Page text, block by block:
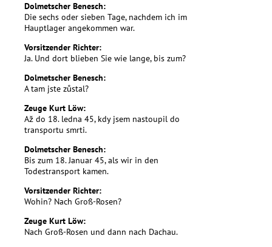
Dolmetscher Benesch:
Die sechs oder sieben Tage, nachdem ich im
Hauptlager angekommen war.
Vorsitzender Richter:
Ja. Und dort blieben Sie wie lange, bis zum?
Dolmetscher Benesch:
A tam jste zůstal?
Zeuge Kurt Löw:
Až do 18. ledna 45, kdy jsem nastoupil do
transportu smrti.
Dolmetscher Benesch:
Bis zum 18. Januar 45, als wir in den
Todestransport kamen.
Vorsitzender Richter:
Wohin? Nach Groß-Rosen?
Zeuge Kurt Löw:
Nach Groß-Rosen und dann nach Dachau.